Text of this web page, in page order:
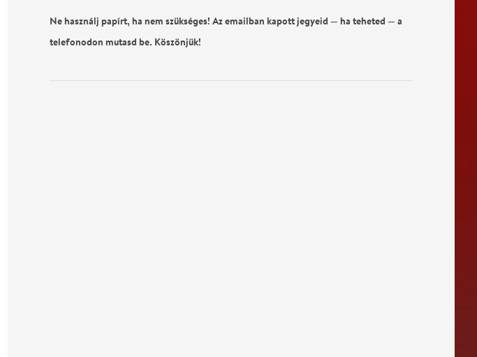
Ne használj papírt, ha nem szükséges! Az emailban kapott jegyeid — ha teheted — a
telefonodon mutasd be. Köszönjük!